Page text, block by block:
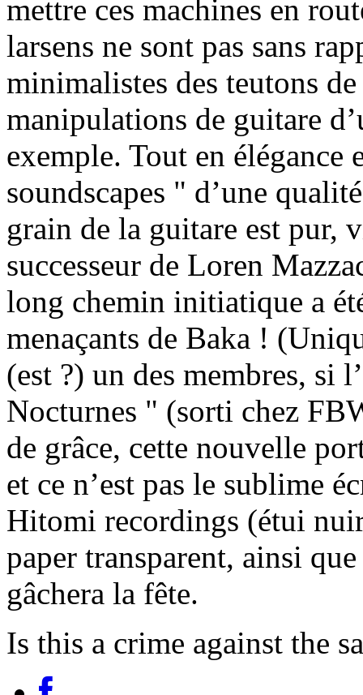
mettre ces machines en
larsens ne sont pas sans
minimalistes des teutons
manipulations de guitare
exemple. Tout en
soundscapes " d’une
grain de la guitare est pur,
successeur de Loren
long chemin initiatique a
menaçants de Baka !
(est ?) un des membres, si
Nocturnes " (sorti chez
de grâce, cette nouvelle
et ce n’est pas le sublime
Hitomi recordings (étui
paper transparent, ainsi
gâchera la fête.
Is this a crime against the